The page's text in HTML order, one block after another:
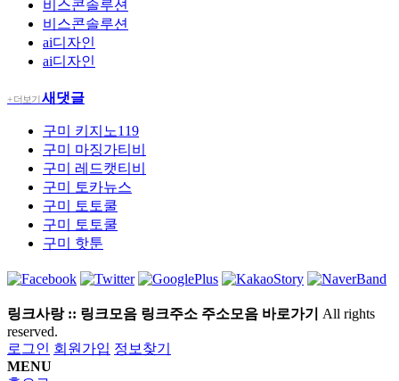
비스콘솔루션
비스콘솔루션
ai디자인
ai디자인
+ 더보기새댓글
구미 키지노119
구미 마징가티비
구미 레드캣티비
구미
토카뉴스
구미
토토쿨
구미
토토쿨
구미 핫툰
링크사랑 :: 링크모음 링크주소 주소모음 바로가기 All rights
reserved.
로그인 회원가입 정보찾기
MENU